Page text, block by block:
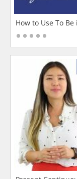
How to Use To